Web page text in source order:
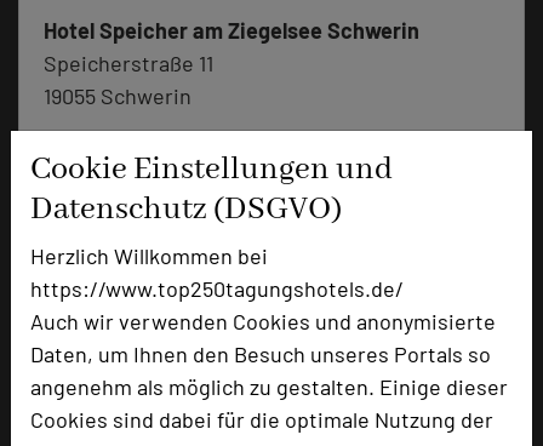
Cookie Einstellungen und
Datenschutz (DSGVO)
Herzlich Willkommen bei
https://www.top250tagungshotels.de/
Auch wir verwenden Cookies und anonymisierte
Daten, um Ihnen den Besuch unseres Portals so
angenehm als möglich zu gestalten. Einige dieser
Cookies sind dabei für die optimale Nutzung der
Hotel Speicher am Ziegelsee Schwerin
Speicherstraße 11
19055 Schwerin
phone +49 385 5003-0
Email
language Homepage
zur Tagungsanfrage hinzufügen add_circle
Bewertung